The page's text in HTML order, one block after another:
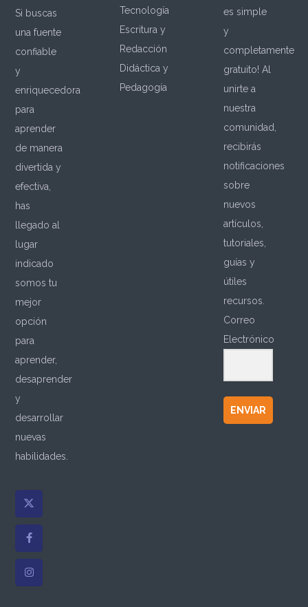
Si buscas
una fuente
confiable
y
enriquecedora
para
aprender
de manera
divertida y
efectiva,
has
llegado al
lugar
indicado
somos tu
mejor
opción
para
aprender,
desaprender
y
desarrollar
nuevas
habilidades.
Tecnología
Escritura y
Redacción
Didáctica y
Pedagogía
es simple
y
completamente
gratuito! Al
unirte a
nuestra
comunidad,
recibirás
notificaciones
sobre
nuevos
artículos,
tutoriales,
guías y
útiles
recursos.
Correo
Electrónico
ENVIAR